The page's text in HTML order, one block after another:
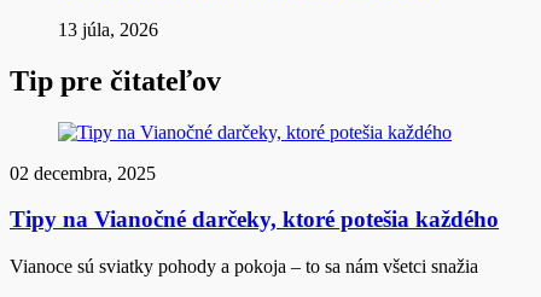
13 júla, 2026
Tip pre čitateľov
02 decembra, 2025
Tipy na Vianočné darčeky, ktoré potešia každého
Vianoce sú sviatky pohody a pokoja – to sa nám všetci snažia